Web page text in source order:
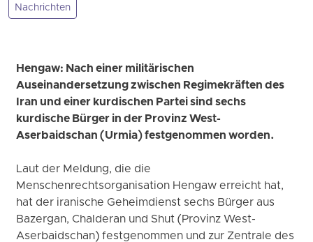
Nachrichten
Hengaw: Nach einer militärischen
Auseinandersetzung zwischen Regimekräften des
Iran und einer kurdischen Partei sind sechs
kurdische Bürger in der Provinz West-
Aserbaidschan (Urmia) festgenommen worden.
Laut der Meldung, die die
Menschenrechtsorganisation Hengaw erreicht hat,
hat der iranische Geheimdienst sechs Bürger aus
Bazergan, Chalderan und Shut (Provinz West-
Aserbaidschan) festgenommen und zur Zentrale des